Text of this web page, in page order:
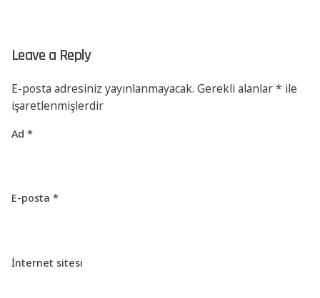
Leave a Reply
E-posta adresiniz yayınlanmayacak. Gerekli alanlar* ile
işaretlenmişlerdir
Ad *
E-posta *
İnternet sitesi